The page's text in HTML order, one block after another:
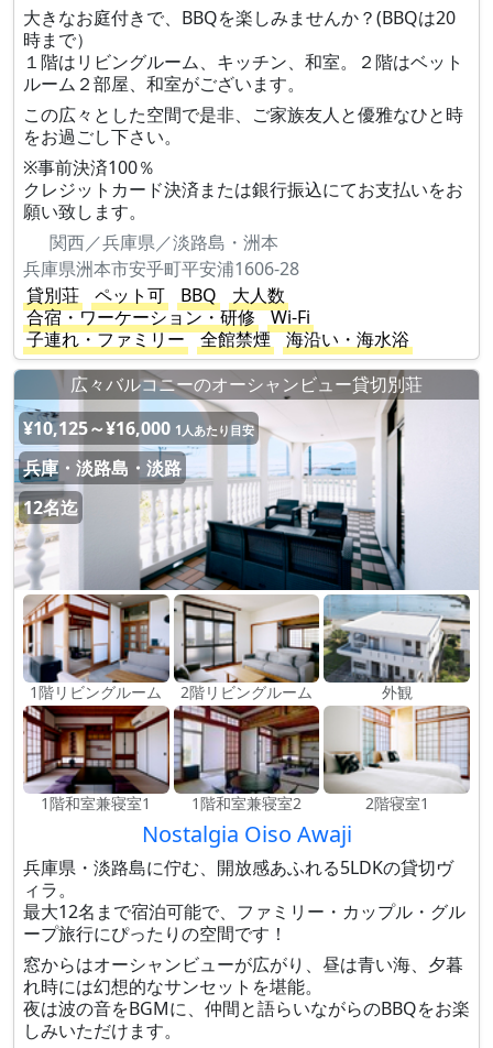
大きなお庭付きで、BBQを楽しみませんか？(BBQは20
時まで）
１階はリビングルーム、キッチン、和室。２階はベット
ルーム２部屋、和室がございます。
この広々とした空間で是非、ご家族友人と優雅なひと時
をお過ごし下さい。
※事前決済100％
クレジットカード決済または銀行振込にてお支払いをお
願い致します。
関西／兵庫県／淡路島・洲本
兵庫県洲本市安乎町平安浦1606-28
貸別荘
ペット可 BBQ
大人数
合宿・ワーケーション・研修
Wi-Fi
子連れ・ファミリー
全館禁煙
海沿い・海水浴
広々バルコニーのオーシャンビュー貸切別荘
¥10,125～¥16,000 1人あたり目安
兵庫・淡路島・淡路
12名迄
1階リビングルーム 2階リビングルーム 外観
1階和室兼寝室1 1階和室兼寝室2 2階寝室1
Nostalgia Oiso Awaji
兵庫県・淡路島に佇む、開放感あふれる5LDKの貸切ヴ
ィラ。
最大12名まで宿泊可能で、ファミリー・カップル・グル
ープ旅行にぴったりの空間です！
窓からはオーシャンビューが広がり、昼は青い海、夕暮
れ時には幻想的なサンセットを堪能。
夜は波の音をBGMに、仲間と語らいながらのBBQをお楽
しみいただけます。